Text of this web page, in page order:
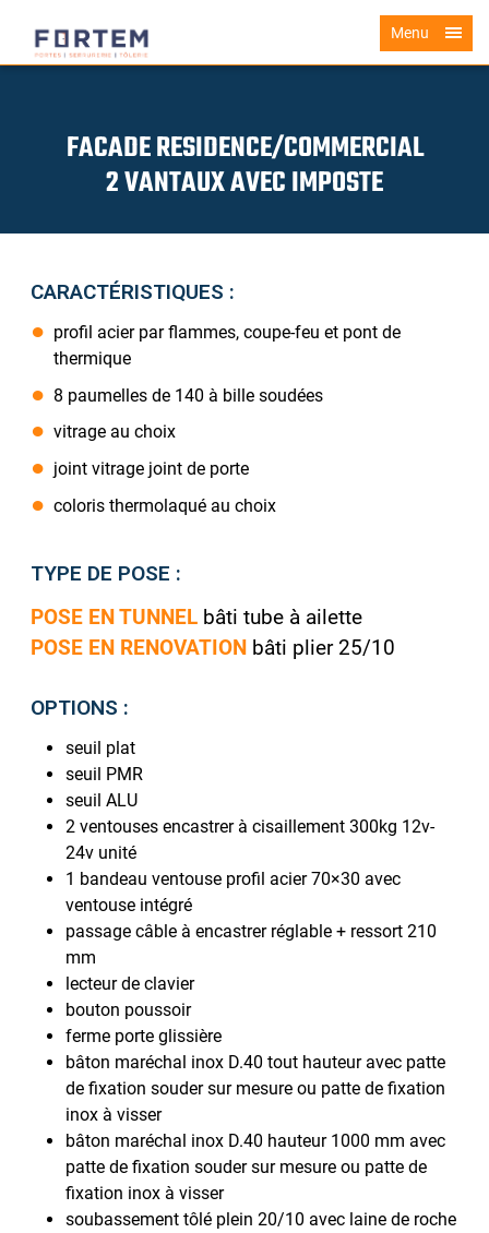
Menu
FACADE RESIDENCE/COMMERCIAL
2 VANTAUX AVEC IMPOSTE
CARACTÉRISTIQUES :
profil acier par flammes, coupe-feu et pont de
thermique
8 paumelles de 140 à bille soudées
vitrage au choix
joint vitrage joint de porte
coloris thermolaqué au choix
TYPE DE POSE :
POSE EN TUNNEL bâti tube à ailette
POSE EN RENOVATION bâti plier 25/10
OPTIONS :
seuil plat
seuil PMR
seuil ALU
2 ventouses encastrer à cisaillement 300kg 12v-
24v unité
1 bandeau ventouse profil acier 70×30 avec
ventouse intégré
passage câble à encastrer réglable + ressort 210
mm
lecteur de clavier
bouton poussoir
ferme porte glissière
bâton maréchal inox D.40 tout hauteur avec patte
de fixation souder sur mesure ou patte de fixation
inox à visser
bâton maréchal inox D.40 hauteur 1000 mm avec
patte de fixation souder sur mesure ou patte de
fixation inox à visser
soubassement tôlé plein 20/10 avec laine de roche